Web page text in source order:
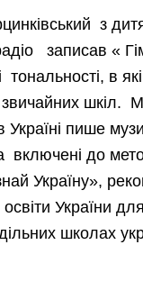
з
записав «
тональності, в
звичайних шкіл.
Україні пише
включені до
Україну»,
освіти України
школах